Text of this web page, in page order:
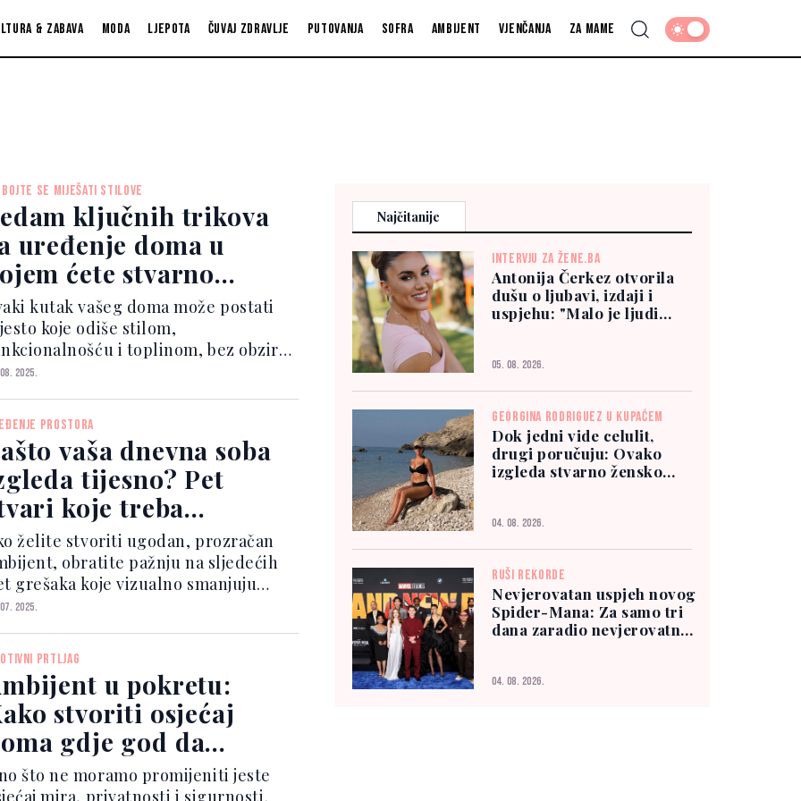
& zabava Moda Ljepota Čuvaj zdravlje Putovanja Sofra Ambijent Vjenčanja Za mame
SE MIJEŠATI STILOVE
ključnih trikova
uređenje doma u
ćete stvarno
kutak vašeg doma može postati
koje odiše stilom,
i toplinom, bez obzira
veličinu ili budžet. U nastavku
ujednačen, udoban i
ambijent koji će odgova...
2025.
PROSTORA
vaša dnevna soba
tijesno? Pet
koje treba
želite stvoriti ugodan, prozračan
obratite pažnju na sljedećih
grešaka koje vizualno smanjuju
Prevelik namještaj Kutna
udobna, ali guši prostor. Birajte
koji od...
2025.
PRTLJAG
u pokretu:
stvoriti osjećaj
gdje god da
što ne moramo promijeniti jeste
Najčitanije
INTERVJU ZA ŽENE.BA
Antonija Čerkez otvorila
dušu o ljubavi, izdaji i
uspjehu: "Malo je ljudi
05. 08. 2026.
GEORGINA RODRIGUEZ U KUPAĆEM
Dok jedni vide celulit,
drugi poručuju: Ovako
izgleda stvarno žensko
04. 08. 2026.
RUŠI REKORDE
Nevjerovatan uspjeh novog
Spider-Mana: Za samo tri
dana zaradio nevjerovatnih
04. 08. 2026.